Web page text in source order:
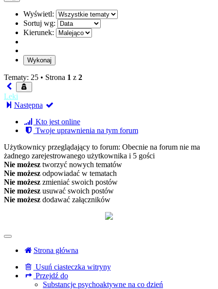
Wyświetl:
Sortuj wg:
Kierunek:
Tematy: 25 • Strona 1 z 2
Leki
Następna
Kto jest online
Twoje uprawnienia na tym forum
Użytkownicy przeglądający to forum: Obecnie na forum nie ma
żadnego zarejestrowanego użytkownika i 5 gości
Nie możesz tworzyć nowych tematów
Nie możesz odpowiadać w tematach
Nie możesz zmieniać swoich postów
Nie możesz usuwać swoich postów
Nie możesz dodawać załączników
Strona główna
Usuń ciasteczka witryny
Przejdź do
Substancje psychoaktywne na co dzień